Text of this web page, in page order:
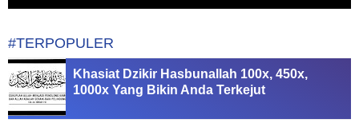
#TERPOPULER
Khasiat Dzikir Hasbunallah 100x, 450x,
1000x Yang Bikin Anda Terkejut